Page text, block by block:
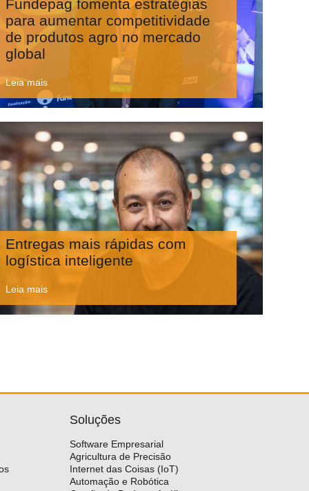
Fundepag fomenta estratégias
para aumentar competitividade
de produtos agro no mercado
global
Leia mais
Entregas mais rápidas com
logística inteligente
Leia mais
Soluções
Software Empresarial
Agricultura de Precisão
Internet das Coisas (IoT)
Automação e Robótica